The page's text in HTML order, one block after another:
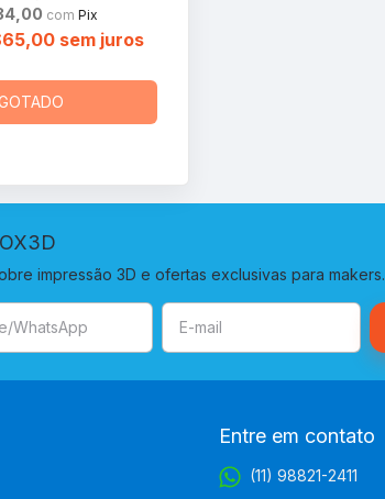
com Pix
sem juros
impressão 3D e ofertas exclusivas para makers.
Entre em contato
(11) 98821-2411